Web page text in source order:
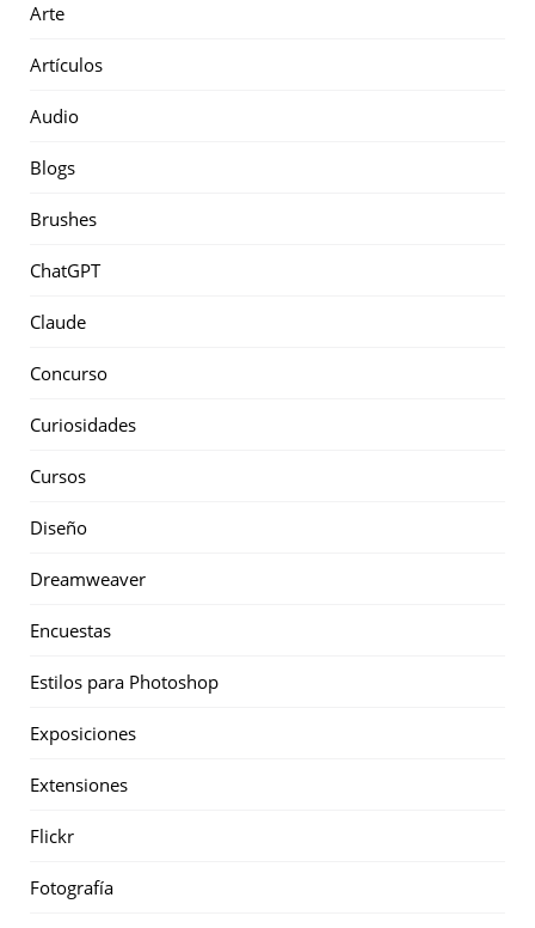
Arte
Artículos
Audio
Blogs
Brushes
ChatGPT
Claude
Concurso
Curiosidades
Cursos
Diseño
Dreamweaver
Encuestas
Estilos para Photoshop
Exposiciones
Extensiones
Flickr
Fotografía